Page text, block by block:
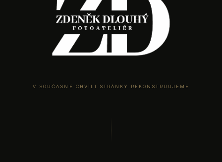
V SOUČASNÉ CHVÍLI STRÁNKY REKONSTRUUJEME